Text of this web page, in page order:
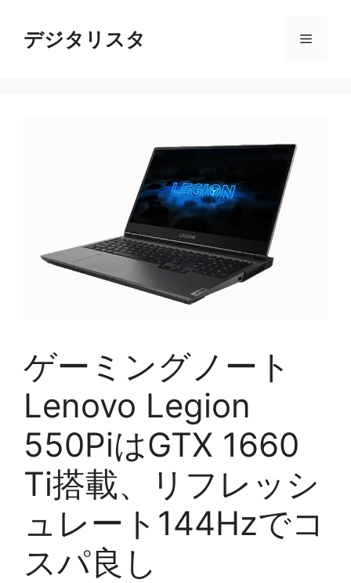
デジタリスタ メ
ゲーミングノート
Lenovo Legion
550PiはGTX 1660
Ti搭載、リフレッシ
ュレート144Hzでコ
スパ良し